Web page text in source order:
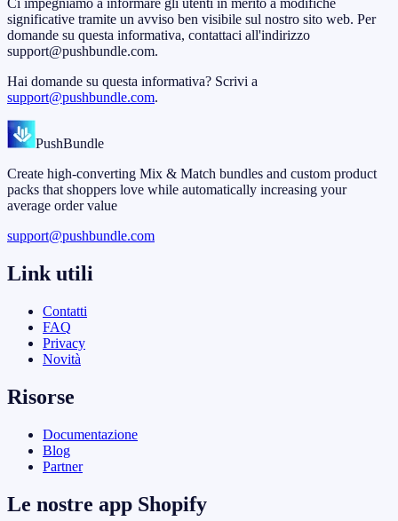
Ci impegniamo a informare gli utenti in merito a modifiche
significative tramite un avviso ben visibile sul nostro sito web. Per
domande su questa informativa, contattaci all'indirizzo
support@pushbundle.com.
Hai domande su questa informativa? Scrivi a
support@pushbundle.com.
PushBundle
Create high-converting Mix & Match bundles and custom product
packs that shoppers love while automatically increasing your
average order value
support@pushbundle.com
Link utili
Contatti
FAQ
Privacy
Novità
Risorse
Documentazione
Blog
Partner
Le nostre app Shopify